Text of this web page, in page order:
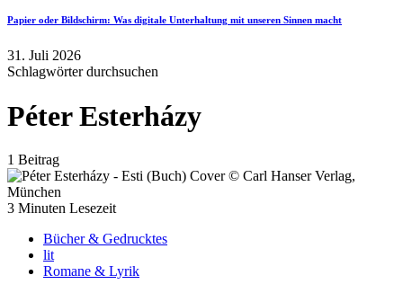
Papier oder Bildschirm: Was digitale Unterhaltung mit unseren Sinnen macht
31. Juli 2026
Schlagwörter durchsuchen
Péter Esterházy
1 Beitrag
3 Minuten Lesezeit
Bücher & Gedrucktes
lit
Romane & Lyrik